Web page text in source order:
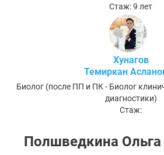
Стаж: 9 лет
Хунагов
Темиркан
Биолог (после ПП и ПК - Биолог
диагностики)
Стаж:
Полшведкина Ольга